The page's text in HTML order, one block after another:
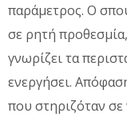
παράμετρος. Ο
σε ρητή
γνωρίζει τα
ενεργήσει.
που στηριζόταν